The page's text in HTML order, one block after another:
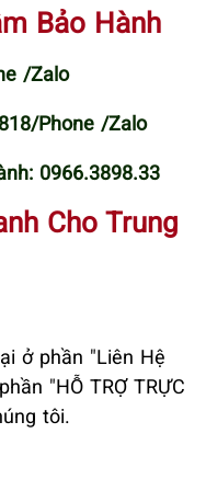
Bảo Hành
/Zalo
/Phone /Zalo
0966.3898.33
Cho Trung
ở phần "Liên Hệ
"HỖ TRỢ TRỰC
tôi.